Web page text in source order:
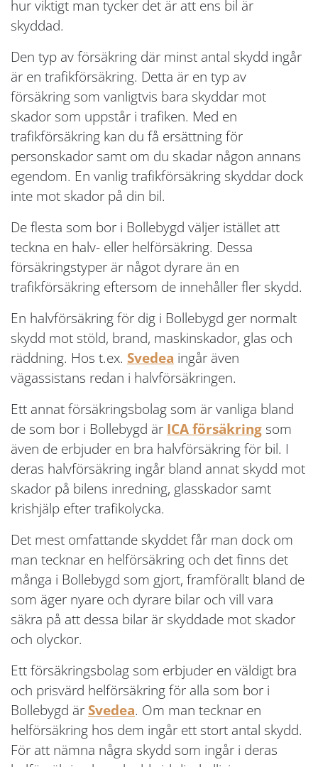
hur viktigt man tycker det är att ens bil är
skyddad.
Den typ av försäkring där minst antal skydd ingår
är en trafikförsäkring. Detta är en typ av
försäkring som vanligtvis bara skyddar mot
skador som uppstår i trafiken. Med en
trafikförsäkring kan du få ersättning för
personskador samt om du skadar någon annans
egendom. En vanlig trafikförsäkring skyddar dock
inte mot skador på din bil.
De flesta som bor i Bollebygd väljer istället att
teckna en halv- eller helförsäkring. Dessa
försäkringstyper är något dyrare än en
trafikförsäkring eftersom de innehåller fler skydd.
En halvförsäkring för dig i Bollebygd ger normalt
skydd mot stöld, brand, maskinskador, glas och
räddning. Hos t.ex. Svedea ingår även
vägassistans redan i halvförsäkringen.
Ett annat försäkringsbolag som är vanliga bland
de som bor i Bollebygd är ICA försäkring som
även de erbjuder en bra halvförsäkring för bil. I
deras halvförsäkring ingår bland annat skydd mot
skador på bilens inredning, glasskador samt
krishjälp efter trafikolycka.
Det mest omfattande skyddet får man dock om
man tecknar en helförsäkring och det finns det
många i Bollebygd som gjort, framförallt bland de
som äger nyare och dyrare bilar och vill vara
säkra på att dessa bilar är skyddade mot skador
och olyckor.
Ett försäkringsbolag som erbjuder en väldigt bra
och prisvärd helförsäkring för alla som bor i
Bollebygd är Svedea. Om man tecknar en
helförsäkring hos dem ingår ett stort antal skydd.
För att nämna några skydd som ingår i deras